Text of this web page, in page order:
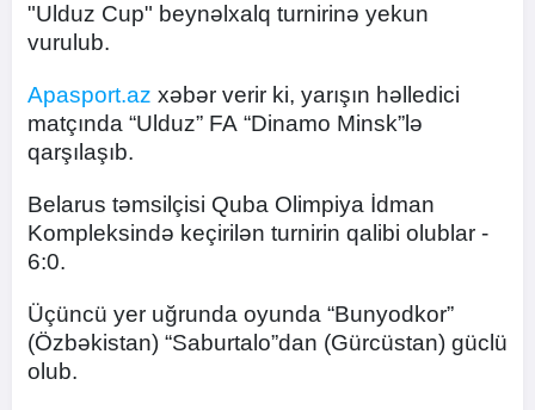
"Ulduz Cup" beynəlxalq turnirinə yekun
vurulub.
Apasport.az xəbər verir ki, yarışın həlledici
matçında “Ulduz” FA “Dinamo Minsk”lə
qarşılaşıb.
Belarus təmsilçisi Quba Olimpiya İdman
Kompleksində keçirilən turnirin qalibi olublar -
6:0.
Üçüncü yer uğrunda oyunda “Bunyodkor”
(Özbəkistan) “Saburtalo”dan (Gürcüstan) güclü
olub.